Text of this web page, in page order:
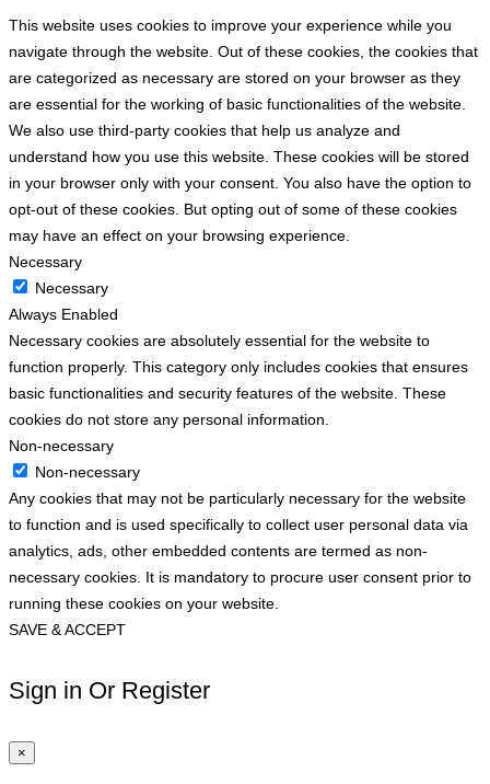
This website uses cookies to improve your experience while you
navigate through the website. Out of these cookies, the cookies that
are categorized as necessary are stored on your browser as they
are essential for the working of basic functionalities of the website.
We also use third-party cookies that help us analyze and
understand how you use this website. These cookies will be stored
in your browser only with your consent. You also have the option to
opt-out of these cookies. But opting out of some of these cookies
may have an effect on your browsing experience.
Necessary
Necessary
Always Enabled
Necessary cookies are absolutely essential for the website to
function properly. This category only includes cookies that ensures
basic functionalities and security features of the website. These
cookies do not store any personal information.
Non-necessary
Non-necessary
Any cookies that may not be particularly necessary for the website
to function and is used specifically to collect user personal data via
analytics, ads, other embedded contents are termed as non-
necessary cookies. It is mandatory to procure user consent prior to
running these cookies on your website.
SAVE & ACCEPT
Sign in Or Register
×